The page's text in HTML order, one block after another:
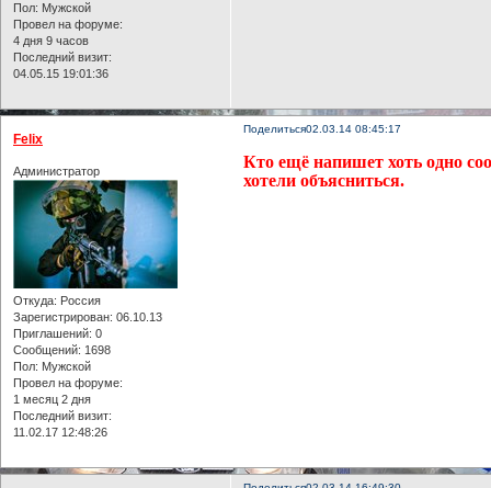
Пол: Мужской
Провел на форуме:
4 дня 9 часов
Последний визит:
04.05.15 19:01:36
Поделиться02.03.14 08:45:17
Felix
Администратор
Откуда: Россия
Зарегистрирован: 06.10.13
Приглашений: 0
Сообщений: 1698
Пол: Мужской
Провел на форуме:
1 месяц 2 дня
Последний визит:
11.02.17 12:48:26
Кто ещё напишет хоть одно
хотели объясниться.